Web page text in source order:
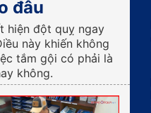
đâu
hiện đột quỵ ngay
này khiến không
tắm gội có phải là
không.